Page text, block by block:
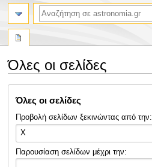
Όλες οι σελίδες
στην
στηνΌλες οι σελίδες
Προβολή σελίδων ξεκινώντας από την:
Παρουσίαση σελίδων μέχρι την:
αναζήτηση